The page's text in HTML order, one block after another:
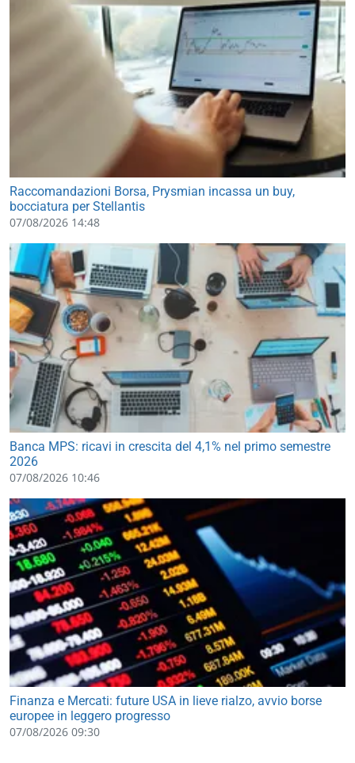
Raccomandazioni Borsa, Prysmian incassa un buy,
bocciatura per Stellantis
07/08/2026 14:48
Banca MPS: ricavi in crescita del 4,1% nel primo semestre
2026
07/08/2026 10:46
Finanza e Mercati: future USA in lieve rialzo, avvio borse
europee in leggero progresso
07/08/2026 09:30